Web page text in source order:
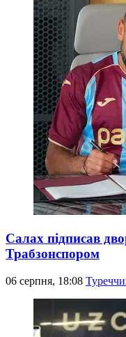
Салах підписав
Трабзонспором
06 серпня, 18:08